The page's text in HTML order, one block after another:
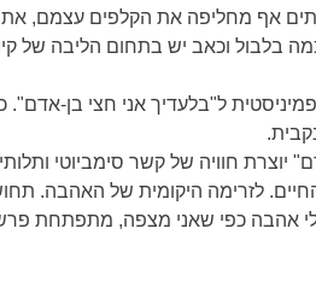
אף מחליפה את הקלפים עצמם, את
בלבול וכאב יש בתחום הליבה של
ל"בלעדיך אני חצי בן-אדם".
יוצרת חוויה של קשר סימביוטי
לזרימה היקומית של האהבה.
אהבה כפי שאני מצפה, מתפתחת